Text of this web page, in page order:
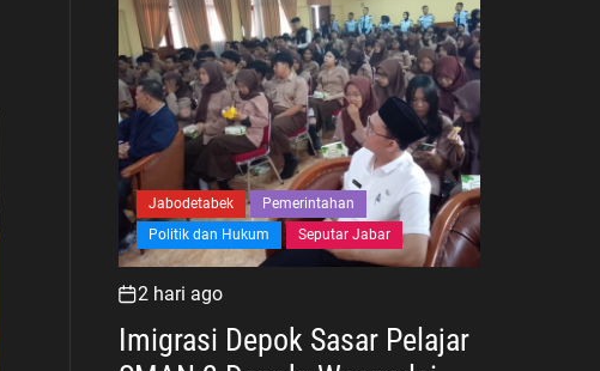
Jabodetabek
Pemerintahan
Politik dan Hukum
Seputar Jabar
2 hari ago
Imigrasi Depok Sasar Pelajar